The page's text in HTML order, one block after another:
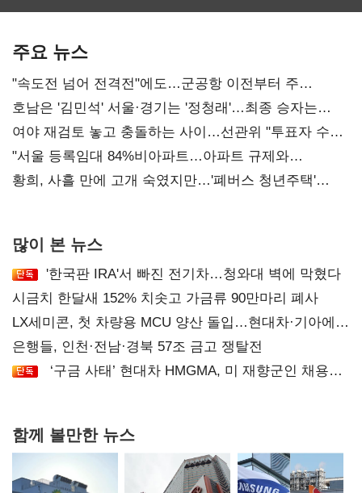
주요 뉴스
"속도전 넘어 전격전"에도…군공항 이전부터 주
52시간까지 '뇌관'
호남은 '김민석' 서울·경기는 '정청래'…최종 승자는
'안갯속'
여야 재검토 놓고 충돌하는 사이…선관위 "투표자 수
오차 당연"
"서울 등록임대 84%비아파트…아파트 규제와
달리해야"
황희, 사흘 만에 고개 숙였지만…'폐버스 청년주택'
많이 본 뉴스
'한국판 IRA'서 빠진 전기차…청와대 벽에 막혔다
시금치 한달새 152% 치솟고 가금류 90만마리 폐사
LX세미콘, 첫 차량용 MCU 양산 돌입…현대차·기아에
공급
은행들, 인천·전남·경북 57조 금고 쟁탈전
‘구금 사태’ 현대차 HMGMA, 미 재향군인 채용
함께 볼만한 뉴스